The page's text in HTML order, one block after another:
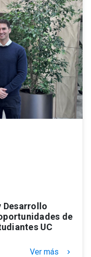
Desarrollo
de
UC
Ver más keyboard_arrow_right